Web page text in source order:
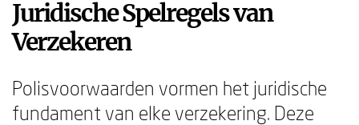
Juridische Spelregels van
Verzekeren
Polisvoorwaarden vormen het juridische
fundament van elke verzekering. Deze